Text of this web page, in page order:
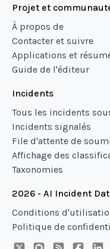
Projet et
À propos de
Contacter et suivre
Applications et
Guide de l'éditeur
Incidents
Tous les incidents
Incidents signalés
File d'attente de
Affichage des
Taxonomies
2026 - AI Incident
Conditions
Politique de